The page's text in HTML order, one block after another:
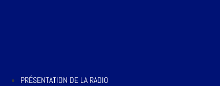
PRÉSENTATION DE LA RADIO